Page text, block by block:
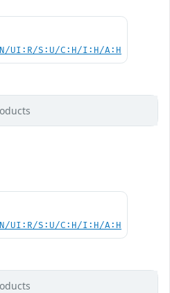
UI:R/S:U/C:H/I:H/A:H
UI:R/S:U/C:H/I:H/A:H